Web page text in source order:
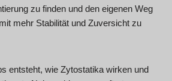
zu finden und den eigenen Weg
mehr Stabilität und Zuversicht zu
entsteht, wie Zytostatika wirken und